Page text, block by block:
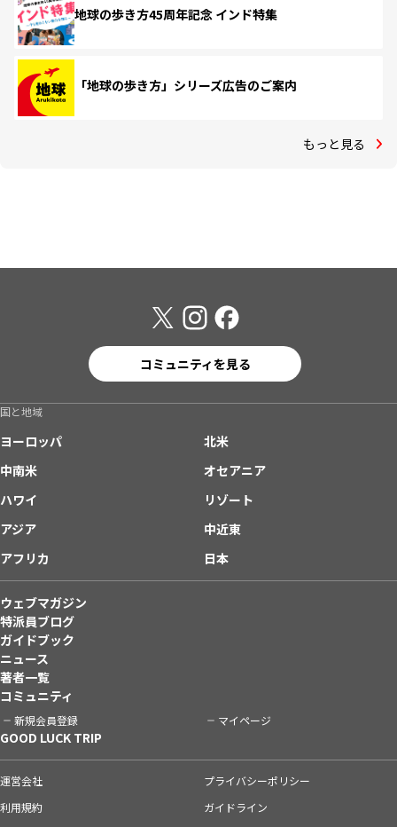
地球の歩き方45周年記念 インド特集
「地球の歩き方」シリーズ広告のご案内
もっと見る
コミュニティを見る
国と地域
ヨーロッパ
北米
中南米
オセアニア
ハワイ
リゾート
アジア
中近東
アフリカ
日本
ウェブマガジン
特派員ブログ
ガイドブック
ニュース
著者一覧
コミュニティ
新規会員登録 マイページ
GOOD LUCK TRIP
運営会社
プライバシーポリシー
利用規約
ガイドライン